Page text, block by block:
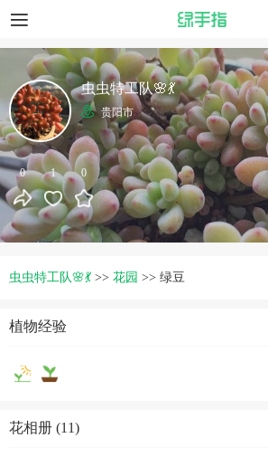
0 1 0
虫虫特工队🌸💃
贵阳市
虫虫特工队🌸💃 >> 花园 >> 绿豆
植物经验
花相册 (11)